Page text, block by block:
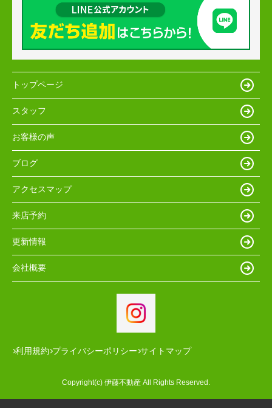
トップページ
スタッフ
お客様の声
ブログ
アクセスマップ
来店予約
更新情報
会社概要
利用規約 プライバシーポリシー サイトマップ
Copyright(c) 伊藤不動産 All Rights Reserved.